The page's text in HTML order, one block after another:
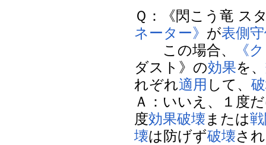
Ｑ：《閃こう竜 ス
ネーター》 が表側
この場合、
《
ダスト》の効果を、
れぞれ適用 して、
Ａ：いいえ、１度
度効果破壊 または
壊は防げず破壊さ